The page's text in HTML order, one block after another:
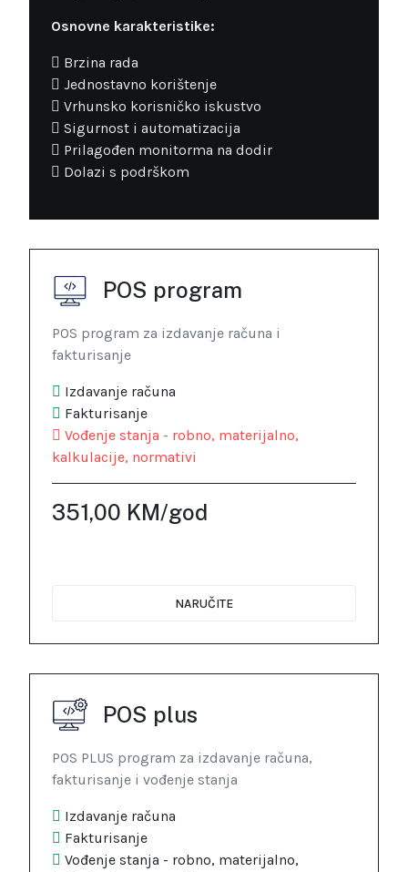
Osnovne karakteristike:
Brzina rada
Jednostavno korištenje
Vrhunsko korisničko iskustvo
Sigurnost i automatizacija
Prilagođen monitorma na dodir
Dolazi s podrškom
POS program
POS program za izdavanje računa i
fakturisanje
Izdavanje računa
Fakturisanje
Vođenje stanja - robno, materijalno,
kalkulacije, normativi
351,00 KM/god
NARUČITE
POS plus
POS PLUS program za izdavanje računa,
fakturisanje i vođenje stanja
Izdavanje računa
Fakturisanje
Vođenje stanja - robno, materijalno,